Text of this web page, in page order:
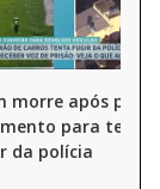
morre após
para tentar
da polícia